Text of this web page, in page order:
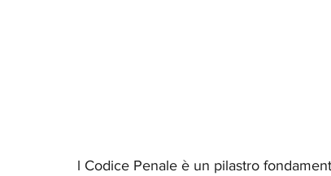
l Codice Penale è un pilastro